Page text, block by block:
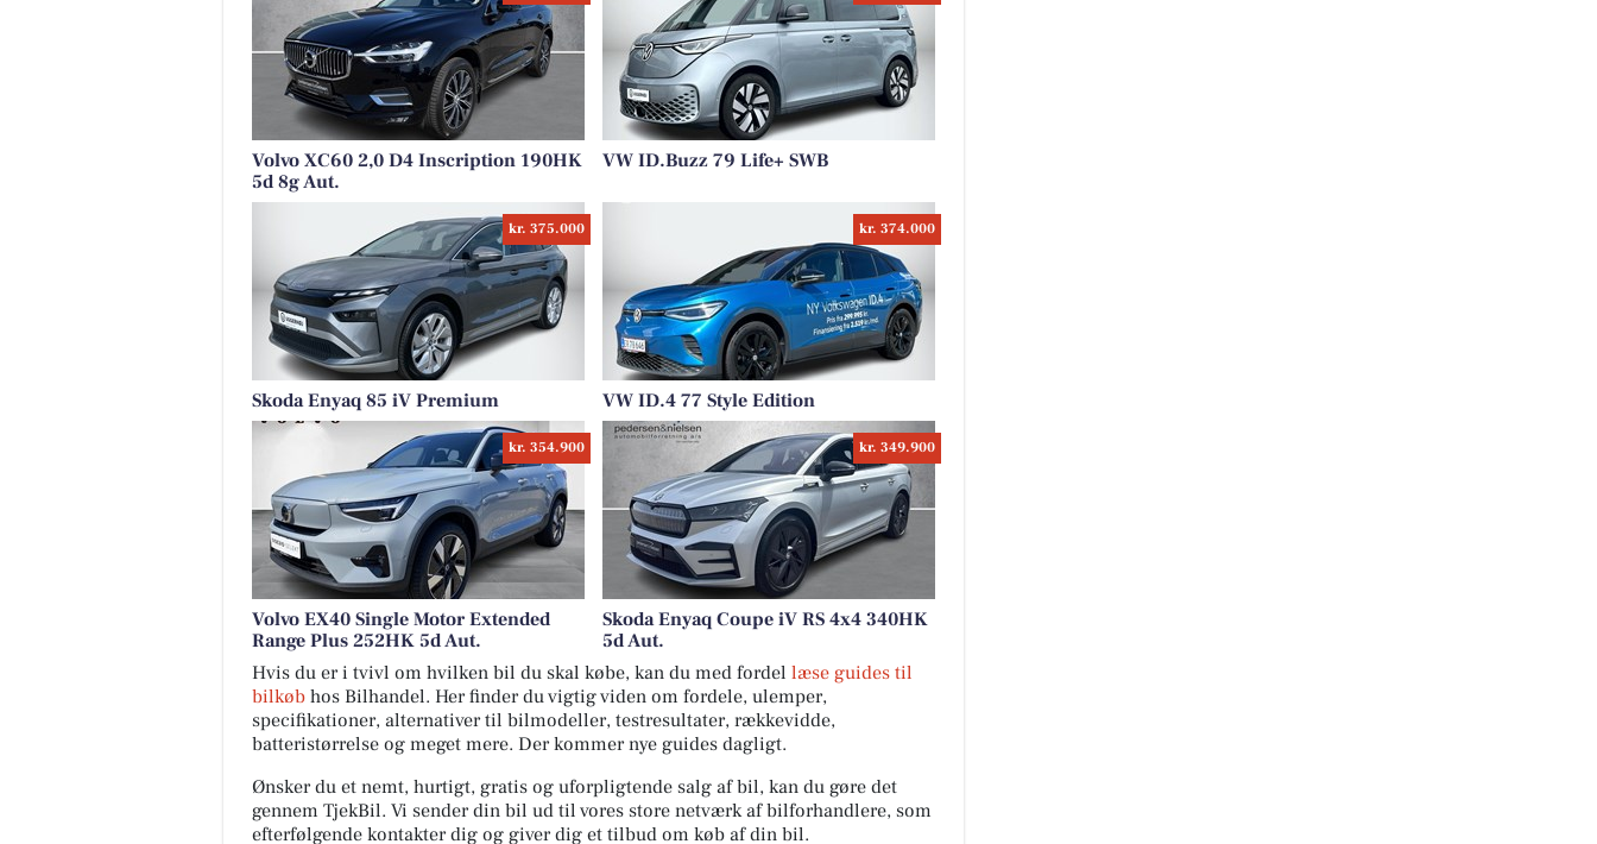
Volvo XC60 2,0 D4 Inscription 190HK
5d 8g Aut.
VW ID.Buzz 79 Life+ SWB
kr. 375.000
Skoda Enyaq 85 iV Premium
kr. 374.000
VW ID.4 77 Style Edition
kr. 354.900
Volvo EX40 Single Motor Extended
Range Plus 252HK 5d Aut.
kr. 349.900
Skoda Enyaq Coupe iV RS 4x4 340HK
5d Aut.
Hvis du er i tvivl om hvilken bil du skal købe, kan du med fordel læse guides til
bilkøb hos Bilhandel. Her finder du vigtig viden om fordele, ulemper,
specifikationer, alternativer til bilmodeller, testresultater, rækkevidde,
batteristørrelse og meget mere. Der kommer nye guides dagligt.
Ønsker du et nemt, hurtigt, gratis og uforpligtende salg af bil, kan du gøre det
gennem TjekBil. Vi sender din bil ud til vores store netværk af bilforhandlere, som
efterfølgende kontakter dig og giver dig et tilbud om køb af din bil.